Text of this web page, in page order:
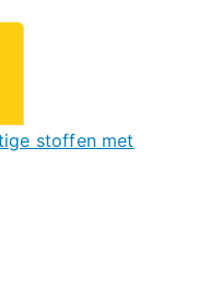
stoffen met